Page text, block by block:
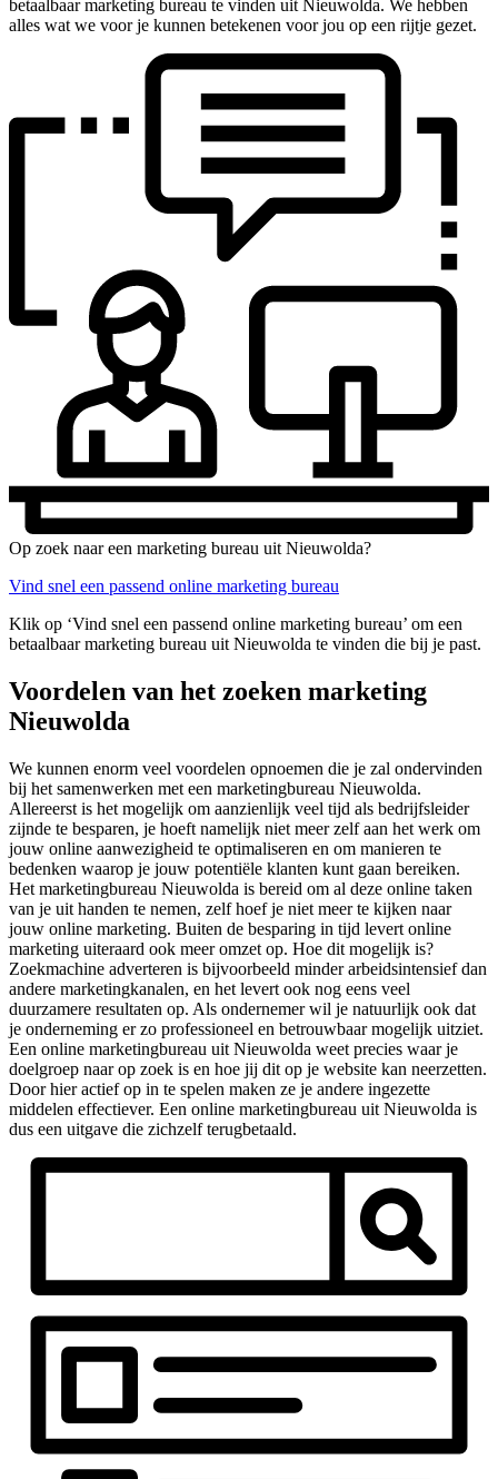
betaalbaar marketing bureau te vinden uit Nieuwolda. We hebben
alles wat we voor je kunnen betekenen voor jou op een rijtje gezet.
Op zoek naar een marketing bureau uit Nieuwolda?
Vind snel een passend online marketing bureau
Klik op ‘Vind snel een passend online marketing bureau’ om een
betaalbaar marketing bureau uit Nieuwolda te vinden die bij je past.
Voordelen van het zoeken marketing
Nieuwolda
We kunnen enorm veel voordelen opnoemen die je zal ondervinden
bij het samenwerken met een marketingbureau Nieuwolda.
Allereerst is het mogelijk om aanzienlijk veel tijd als bedrijfsleider
zijnde te besparen, je hoeft namelijk niet meer zelf aan het werk om
jouw online aanwezigheid te optimaliseren en om manieren te
bedenken waarop je jouw potentiële klanten kunt gaan bereiken.
Het marketingbureau Nieuwolda is bereid om al deze online taken
van je uit handen te nemen, zelf hoef je niet meer te kijken naar
jouw online marketing. Buiten de besparing in tijd levert online
marketing uiteraard ook meer omzet op. Hoe dit mogelijk is?
Zoekmachine adverteren is bijvoorbeeld minder arbeidsintensief dan
andere marketingkanalen, en het levert ook nog eens veel
duurzamere resultaten op. Als ondernemer wil je natuurlijk ook dat
je onderneming er zo professioneel en betrouwbaar mogelijk uitziet.
Een online marketingbureau uit Nieuwolda weet precies waar je
doelgroep naar op zoek is en hoe jij dit op je website kan neerzetten.
Door hier actief op in te spelen maken ze je andere ingezette
middelen effectiever. Een online marketingbureau uit Nieuwolda is
dus een uitgave die zichzelf terugbetaald.